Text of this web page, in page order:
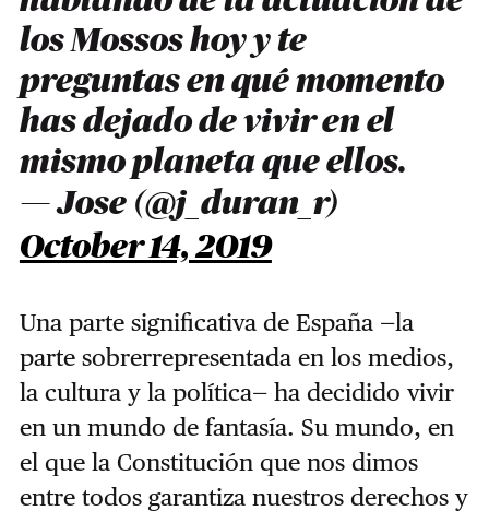
los Mossos hoy y te
preguntas en qué momento
has dejado de vivir en el
mismo planeta que ellos.
— Jose (@j_duran_r)
October 14, 2019
Una parte significativa de España —la
parte sobrerrepresentada en los medios,
la cultura y la política— ha decidido vivir
en un mundo de fantasía. Su mundo, en
el que la Constitución que nos dimos
entre todos garantiza nuestros derechos y